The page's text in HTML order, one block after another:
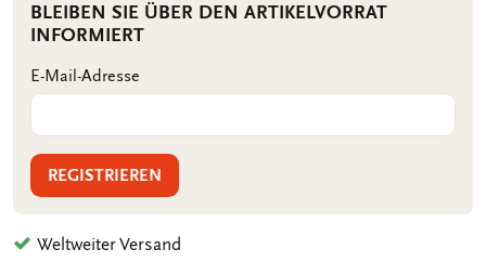
BLEIBEN SIE ÜBER DEN ARTIKELVORRAT
INFORMIERT
E-Mail-Adresse
REGISTRIEREN
Weltweiter Versand